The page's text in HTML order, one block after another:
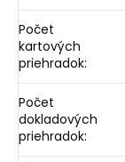
Počet
kartových
priehradok:
Počet
dokladových
priehradok: